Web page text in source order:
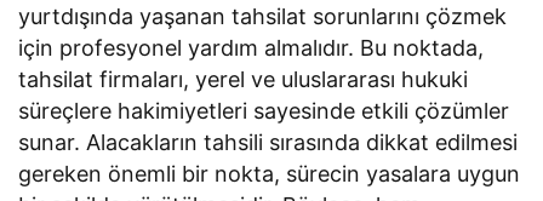
yurtdışında yaşanan tahsilat sorunlarını çözmek
için profesyonel yardım almalıdır. Bu noktada,
tahsilat firmaları, yerel ve uluslararası hukuki
süreçlere hakimiyetleri sayesinde etkili çözümler
sunar. Alacakların tahsili sırasında dikkat edilmesi
gereken önemli bir nokta, sürecin yasalara uygun